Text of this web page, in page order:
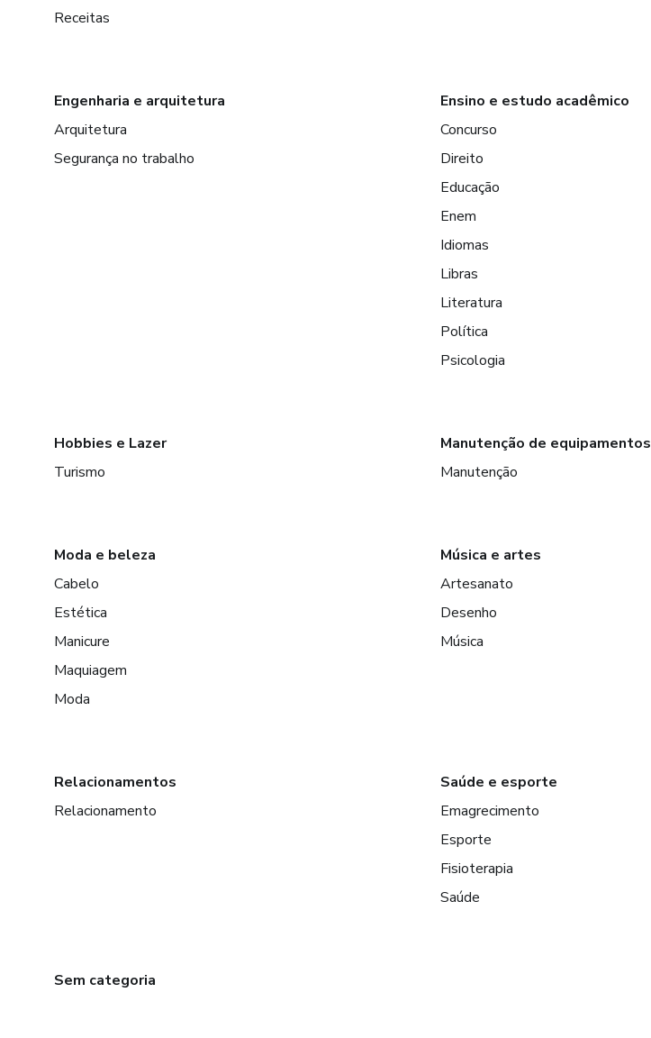
Receitas
Engenharia e arquitetura
Arquitetura
Segurança no trabalho
Ensino e estudo acadêmico
Concurso
Direito
Educação
Enem
Idiomas
Libras
Literatura
Política
Psicologia
Hobbies e Lazer
Turismo
Manutenção de equipamentos
Manutenção
Moda e beleza
Cabelo
Estética
Manicure
Maquiagem
Moda
Música e artes
Artesanato
Desenho
Música
Relacionamentos
Relacionamento
Saúde e esporte
Emagrecimento
Esporte
Fisioterapia
Saúde
Sem categoria